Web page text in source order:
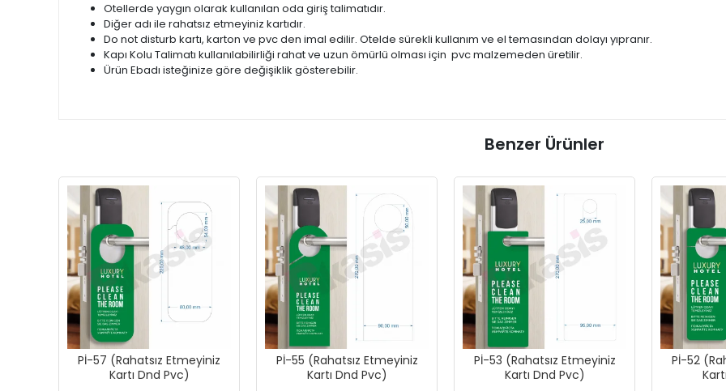
Otellerde yaygın olarak kullanılan oda giriş talimatıdır.
Diğer adı ile rahatsız etmeyiniz kartıdır.
Do not disturb kartı, karton ve pvc den imal edilir. Otelde sürekli kullanım ve el temasından dolayı yıpranır.
Kapı Kolu Talimatı kullanılabilirliği rahat ve uzun ömürlü olması için pvc malzemeden üretilir.
Ürün Ebadı isteğinize göre değişiklik gösterebilir.
Benzer Ürünler
Pİ-57 (Rahatsız Etmeyiniz
Kartı Dnd Pvc)
Pİ-55 (Rahatsız Etmeyiniz
Kartı Dnd Pvc)
Pİ-53 (Rahatsız Etmeyiniz
Kartı Dnd Pvc)
Pİ-52